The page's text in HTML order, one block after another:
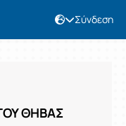
Σύνδεση
ΘΗΒΑΣ